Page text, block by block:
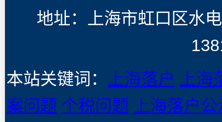
地址：上海市虹口区水
本站关键词：
上海落户
上
案问题 个税问题
上海落户